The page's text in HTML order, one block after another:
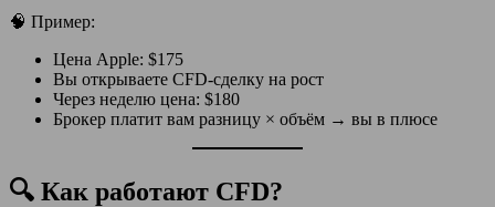
🧠 Пример:
Цена Apple: $175
Вы открываете CFD-сделку на рост
Через неделю цена: $180
Брокер платит вам разницу × объём → вы в плюсе
🔍 Как работают CFD?